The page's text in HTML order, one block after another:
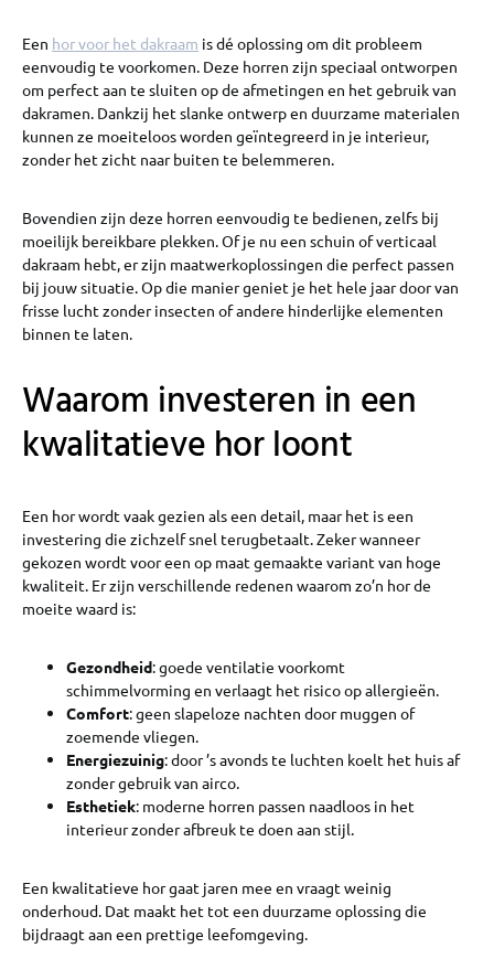
Een hor voor het dakraam is dé oplossing om dit probleem
eenvoudig te voorkomen. Deze horren zijn speciaal ontworpen
om perfect aan te sluiten op de afmetingen en het gebruik van
dakramen. Dankzij het slanke ontwerp en duurzame materialen
kunnen ze moeiteloos worden geïntegreerd in je interieur,
zonder het zicht naar buiten te belemmeren.
Bovendien zijn deze horren eenvoudig te bedienen, zelfs bij
moeilijk bereikbare plekken. Of je nu een schuin of verticaal
dakraam hebt, er zijn maatwerkoplossingen die perfect passen
bij jouw situatie. Op die manier geniet je het hele jaar door van
frisse lucht zonder insecten of andere hinderlijke elementen
binnen te laten.
Waarom investeren in een
kwalitatieve hor loont
Een hor wordt vaak gezien als een detail, maar het is een
investering die zichzelf snel terugbetaalt. Zeker wanneer
gekozen wordt voor een op maat gemaakte variant van hoge
kwaliteit. Er zijn verschillende redenen waarom zo’n hor de
moeite waard is:
Gezondheid: goede ventilatie voorkomt
schimmelvorming en verlaagt het risico op allergieën.
Comfort: geen slapeloze nachten door muggen of
zoemende vliegen.
Energiezuinig: door ’s avonds te luchten koelt het huis af
zonder gebruik van airco.
Esthetiek: moderne horren passen naadloos in het
interieur zonder afbreuk te doen aan stijl.
Een kwalitatieve hor gaat jaren mee en vraagt weinig
onderhoud. Dat maakt het tot een duurzame oplossing die
bijdraagt aan een prettige leefomgeving.